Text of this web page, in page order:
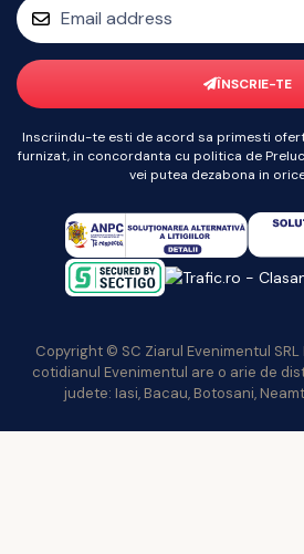
ÎNSCRIE-TE
Inscriindu-te esti de acord sa primesti
furnizat, in concordanta cu politica de
vei putea dezabona in
Copyright © SC Ziarul Evenimentul
cotidianul Evenimentul are o arie de
judete: Iasi, Bacau, Botosani,